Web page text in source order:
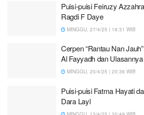
Puisi-puisi Feiruzy
Ragdi F Daye
MINGGU, 27/4/25 | 16:31 WIB
Cerpen “Rantau Nan
Al Fayyadh dan
MINGGU, 20/4/25 | 20:36 WIB
Puisi-puisi Fatma Hayati
Dara Layl